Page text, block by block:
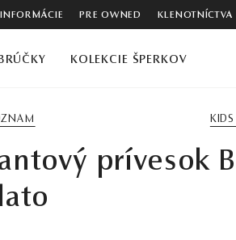
PRE OWNED KLENOTNÍCTVA
KOLEKCIE ŠPERKOV
prívesok